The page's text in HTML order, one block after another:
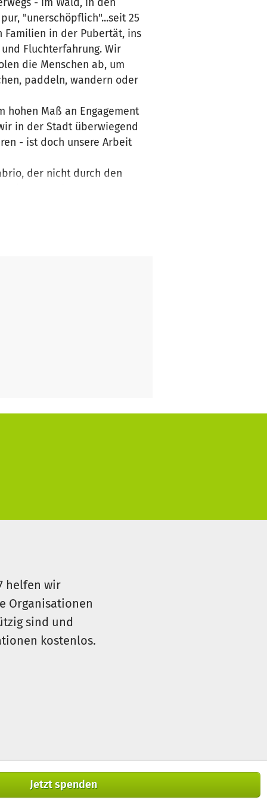
Jetzt spenden
"unerschöpflich"...seit 25
Familien in der Pubertät, ins
Fluchterfahrung. Wir
die Menschen ab, um
paddeln, wandern oder
hohen Maß an Engagement
in der Stadt überwiegend
- ist doch unsere Arbeit
der nicht durch den
für die Wilden
helfen wir
Organisationen
sind und
kostenlos.